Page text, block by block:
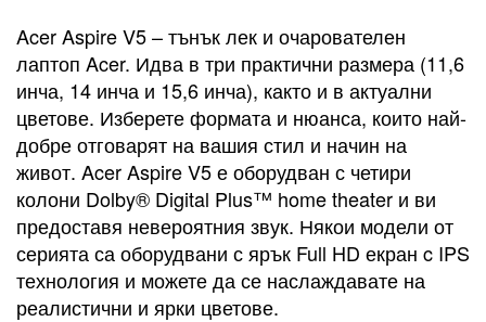
Acer Aspire V5 – тънък лек и очарователен
лаптоп Acer. Идва в три практични размера (11,6
инча, 14 инча и 15,6 инча), както и в актуални
цветове. Изберете формата и нюанса, които най-
добре отговарят на вашия стил и начин на
живот. Acer Aspire V5 е оборудван с четири
колони Dolby® Digital Plus™ home theater и ви
предоставя невероятния звук. Някои модели от
серията са оборудвани с ярък Full HD екран c IPS
технология и можете да се наслаждавате на
реалистични и ярки цветове.